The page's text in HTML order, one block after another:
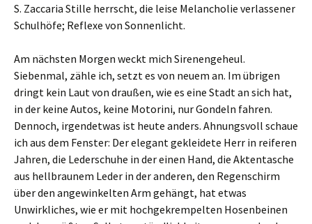
S. Zaccaria Stille herrscht, die leise Melancholie verlassener
Schulhöfe; Reflexe von Sonnenlicht.
Am nächsten Morgen weckt mich Sirenengeheul.
Siebenmal, zähle ich, setzt es von neuem an. Im übrigen
dringt kein Laut von draußen, wie es eine Stadt an sich hat,
in der keine Autos, keine Motorini, nur Gondeln fahren.
Dennoch, irgendetwas ist heute anders. Ahnungsvoll schaue
ich aus dem Fenster: Der elegant gekleidete Herr in reiferen
Jahren, die Lederschuhe in der einen Hand, die Aktentasche
aus hellbraunem Leder in der anderen, den Regenschirm
über den angewinkelten Arm gehängt, hat etwas
Unwirkliches, wie er mit hochgekrempelten Hosenbeinen